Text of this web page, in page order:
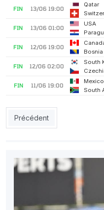
13/06 19:00
FIN
Qatar
13/06 01:00
FIN
USA
12/06 19:00
FIN
12/06 02:00
FIN
South
11/06 19:00
FIN
Mexico
South
Article précédent : JSK :
Précédent